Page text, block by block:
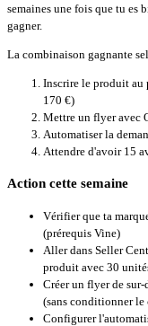
semaines une fois que tu es
gagner.
La combinaison gagnante
Inscrire le produit au
170 €)
Mettre un flyer avec
Automatiser la
Attendre d'avoir 15
Action cette semaine
Vérifier que ta
(prérequis Vine)
Aller dans Seller
produit avec 30
Créer un flyer de
(sans conditionner
Configurer